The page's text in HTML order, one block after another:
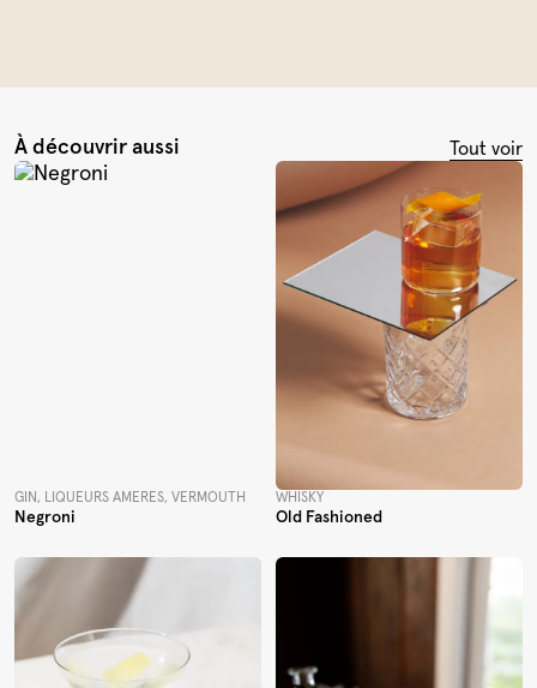
À découvrir aussi Tout voir
GIN, LIQUEURS AMÈRES, VERMOUTH
Negroni
WHISKY
Old Fashioned